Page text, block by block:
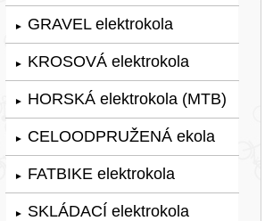
► GRAVEL elektrokola
► KROSOVÁ elektrokola
► HORSKÁ elektrokola (MTB)
► CELOODPRUŽENÁ ekola
► FATBIKE elektrokola
► SKLÁDACÍ elektrokola